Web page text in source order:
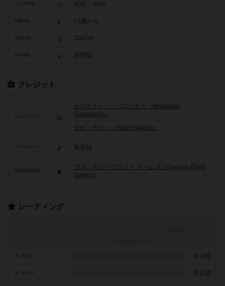
60分～80分
12歳から
2007年～
参考価格 未登録
クレジット
ゲームデザイン
セバスチャン・ジゴードー（Sebastian
Gigaudaut）
ダビ・ラコト（David Rakoto）
アートワーク 未登録
ファンタジー フライト ゲームズ（Fantasy Flight
Games）
レーティング
- 非公開
- 非公開